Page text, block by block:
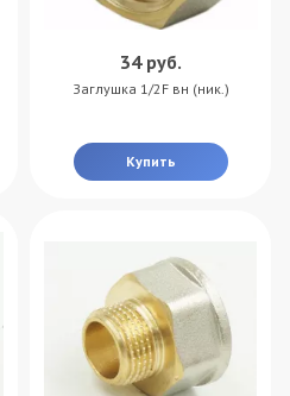
34 руб.
Заглушка 1/2F вн (ник.)
Купить